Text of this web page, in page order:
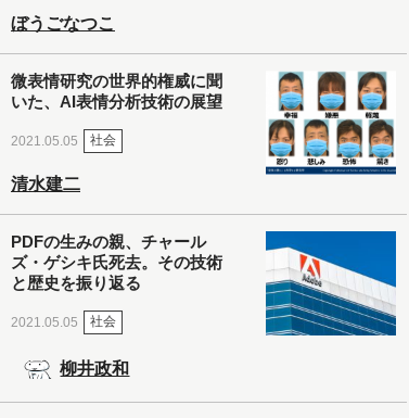
ぼうごなつこ
微表情研究の世界的権威に聞
いた、AI表情分析技術の展望
2021.05.05 社会
清水建二
PDFの生みの親、チャール
ズ・ゲシキ氏死去。その技術
と歴史を振り返る
2021.05.05 社会
柳井政和